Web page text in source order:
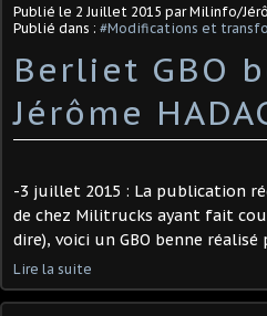
Publié le 2 Juillet 2015 par Milinfo/
Publié dans : #Modifications et
Berliet GBO
Jérôme
-3 juillet 2015 : La publication
de chez Militrucks ayant fait
dire), voici un GBO benne
Lire la suite